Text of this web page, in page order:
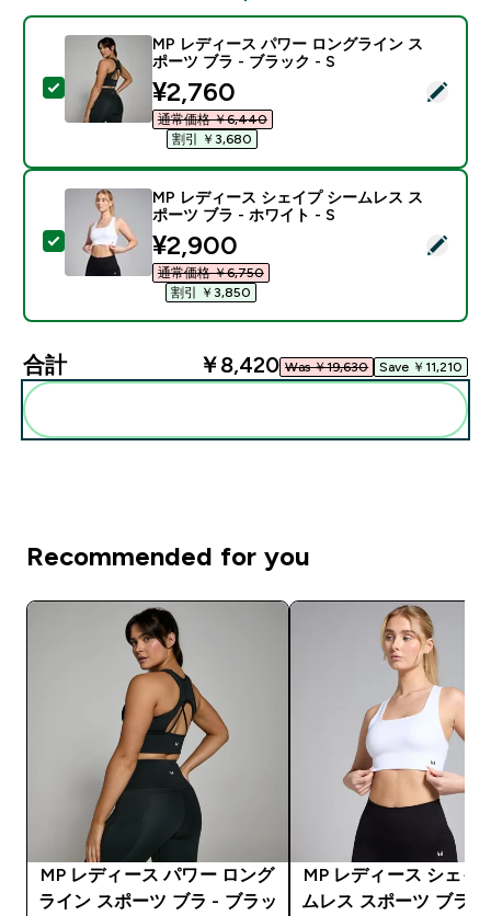
この商品を選択 - MP レディース パワー ロングライ
MP レディース パワー ロングライン ス
ポーツ ブラ - ブラック - S
discounted price
¥2,760‎
通常価格 ￥6,440‎
割引 ￥3,680‎
この商品を選択 - MP レディース シェイプ シームレ
MP レディース シェイプ シームレス ス
ポーツ ブラ - ホワイト - S
discounted price
¥2,900‎
通常価格 ￥6,750‎
割引 ￥3,850‎
合計 ￥8,420‎ Was ￥19,630‎ Save ￥11,210‎
Recommended for you
MP レディース パワー ロング
ライン スポーツ ブラ - ブラッ
MP レディース シェイ
ムレス スポーツ ブラ -